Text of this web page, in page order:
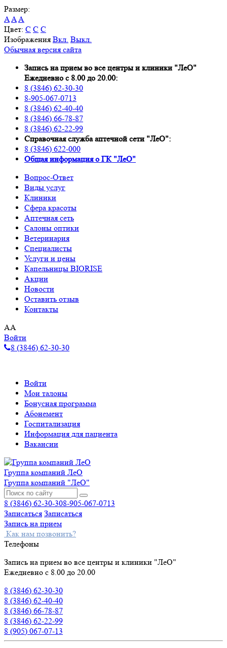
Размер:
AAA
Цвет: C C C
Изображения Вкл. Выкл.
Обычная версия сайта
Запись на прием во все центры и клиники "ЛеО"
Ежедневно с 8.00 до 20.00:
8 (3846) 62-30-30
8-905-067-0713
8 (3846) 62-40-40
8 (3846) 66-78-87
8 (3846) 62-22-99
Справочная служба аптечной сети "ЛеО":
8 (3846) 622-000
Oбщая информация о ГК "ЛеО"
Вопрос-Ответ
Виды услуг
Клиники
Сфера красоты
Аптечная сеть
Салоны оптики
Ветеринария
Специалисты
Услуги и цены
Капельницы BIORISE
Акции
Новости
Оставить отзыв
Контакты
AA
Войти
8 (3846) 62-30-30
Войти
Мои талоны
Бонусная программа
Абонемент
Госпитализация
Информация для пациента
Вакансии
Группа компаний ЛеО
Группа компаний "ЛеО"
8 (3846) 62-30-308-905-067-0713
Записаться Записаться
Запись на прием
Как нам позвонить?
Телефоны
Запись на прием во все центры и клиники "ЛеО"
Ежедневно с 8.00 до 20.00
8 (3846) 62-30-30
8 (3846) 62-40-40
8 (3846) 66-78-87
8 (3846) 62-22-99
8 (905) 067-07-13